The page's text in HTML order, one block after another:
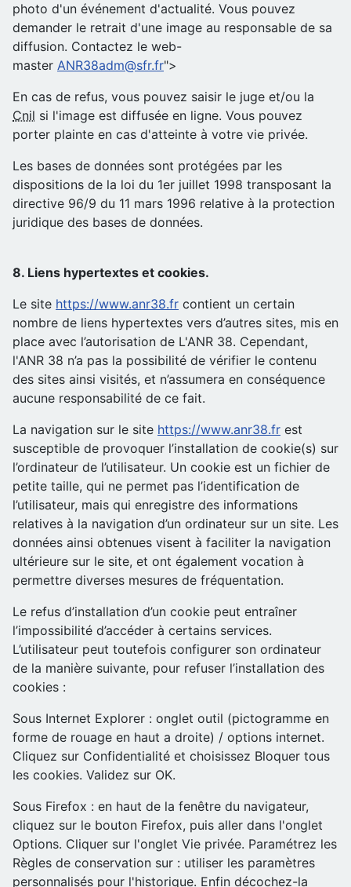
photo d'un événement d'actualité. Vous pouvez
demander le retrait d'une image au responsable de sa
diffusion. Contactez le web-
master ANR38adm@sfr.fr">
En cas de refus, vous pouvez saisir le juge et/ou la
Cnil si l'image est diffusée en ligne. Vous pouvez
porter plainte en cas d'atteinte à votre vie privée.
Les bases de données sont protégées par les
dispositions de la loi du 1er juillet 1998 transposant la
directive 96/9 du 11 mars 1996 relative à la protection
juridique des bases de données.
8. Liens hypertextes et cookies.
Le site https://www.anr38.fr contient un certain
nombre de liens hypertextes vers d’autres sites, mis en
place avec l’autorisation de L'ANR 38. Cependant,
l'ANR 38 n’a pas la possibilité de vérifier le contenu
des sites ainsi visités, et n’assumera en conséquence
aucune responsabilité de ce fait.
La navigation sur le site https://www.anr38.fr est
susceptible de provoquer l’installation de cookie(s) sur
l’ordinateur de l’utilisateur. Un cookie est un fichier de
petite taille, qui ne permet pas l’identification de
l’utilisateur, mais qui enregistre des informations
relatives à la navigation d’un ordinateur sur un site. Les
données ainsi obtenues visent à faciliter la navigation
ultérieure sur le site, et ont également vocation à
permettre diverses mesures de fréquentation.
Le refus d’installation d’un cookie peut entraîner
l’impossibilité d’accéder à certains services.
L’utilisateur peut toutefois configurer son ordinateur
de la manière suivante, pour refuser l’installation des
cookies :
Sous Internet Explorer : onglet outil (pictogramme en
forme de rouage en haut a droite) / options internet.
Cliquez sur Confidentialité et choisissez Bloquer tous
les cookies. Validez sur OK.
Sous Firefox : en haut de la fenêtre du navigateur,
cliquez sur le bouton Firefox, puis aller dans l'onglet
Options. Cliquer sur l'onglet Vie privée. Paramétrez les
Règles de conservation sur : utiliser les paramètres
personnalisés pour l'historique. Enfin décochez-la